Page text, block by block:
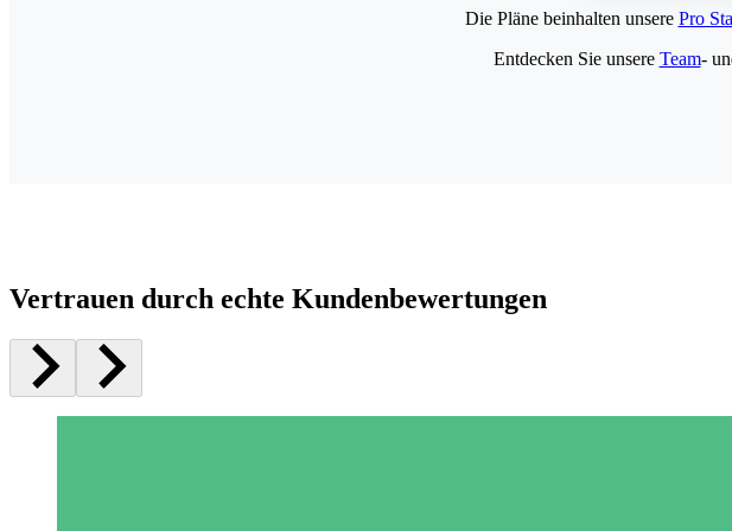
Die Pläne beinhalten unsere Pro
Entdecken Sie unsere Team-
Vertrauen durch echte Kundenbewertungen